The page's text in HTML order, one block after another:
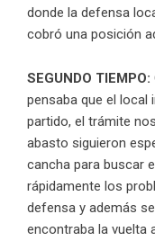
donde la defensa
cobró una posición
SEGUNDO TIEMPO:
pensaba que el local
partido, el trámite
abasto siguieron
cancha para buscar
rápidamente los
defensa y además
encontraba la vuelta